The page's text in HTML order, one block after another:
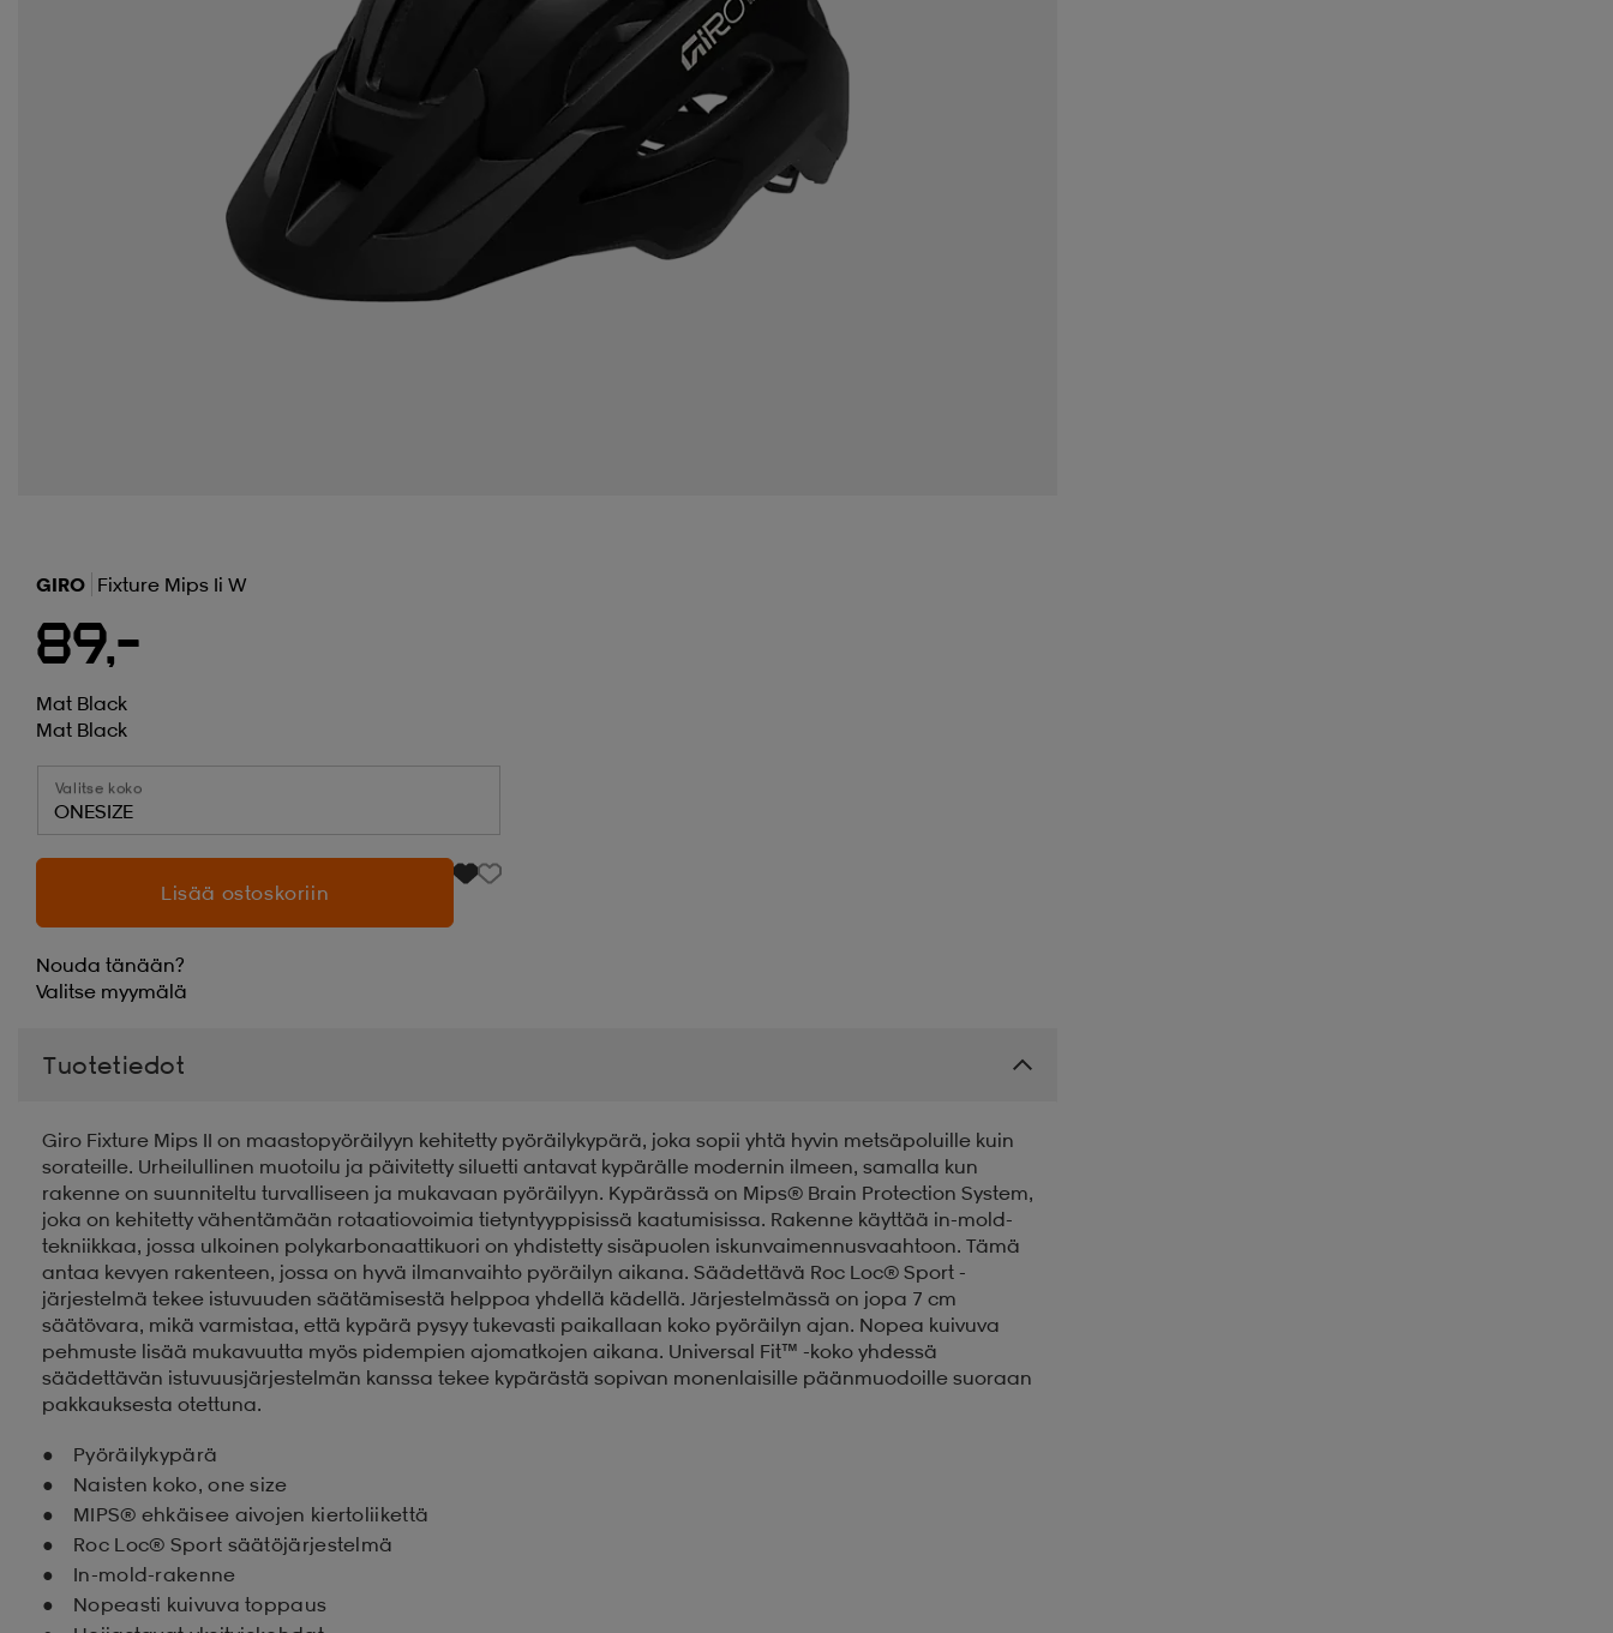
GIRO Fixture Mips Ii W
89,-
Mat Black
Mat Black
Valitse koko
ONESIZE
Lisää ostoskoriin
Nouda tänään?
Valitse myymälä
Tuotetiedot
Giro Fixture Mips II on maastopyöräilyyn kehitetty pyöräilykypärä, joka sopii yhtä hyvin metsäpoluille kuin
sorateille. Urheilullinen muotoilu ja päivitetty siluetti antavat kypärälle modernin ilmeen, samalla kun
rakenne on suunniteltu turvalliseen ja mukavaan pyöräilyyn. Kypärässä on Mips® Brain Protection System,
joka on kehitetty vähentämään rotaatiovoimia tietyntyyppisissä kaatumisissa. Rakenne käyttää in-mold-
tekniikkaa, jossa ulkoinen polykarbonaattikuori on yhdistetty sisäpuolen iskunvaimennusvaahtoon. Tämä
antaa kevyen rakenteen, jossa on hyvä ilmanvaihto pyöräilyn aikana. Säädettävä Roc Loc® Sport -
järjestelmä tekee istuvuuden säätämisestä helppoa yhdellä kädellä. Järjestelmässä on jopa 7 cm
säätövara, mikä varmistaa, että kypärä pysyy tukevasti paikallaan koko pyöräilyn ajan. Nopea kuivuva
pehmuste lisää mukavuutta myös pidempien ajomatkojen aikana. Universal Fit™ -koko yhdessä
säädettävän istuvuusjärjestelmän kanssa tekee kypärästä sopivan monenlaisille päänmuodoille suoraan
pakkauksesta otettuna.
Pyöräilykypärä
Naisten koko, one size
MIPS® ehkäisee aivojen kiertoliikettä
Roc Loc® Sport säätöjärjestelmä
In-mold-rakenne
Nopeasti kuivuva toppaus